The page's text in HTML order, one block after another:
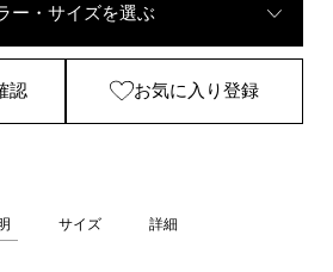
ー・サイズを選ぶ
認 お気に入り登録
サイズ 詳細